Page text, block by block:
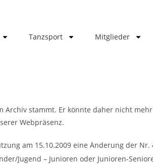
Tanzsport Mitglieder
Archiv stammt. Er könnte daher nicht
Webpräsenz.
am 15.10.2009 eine Änderung der Nr.
Jugend – Junioren oder Junioren-